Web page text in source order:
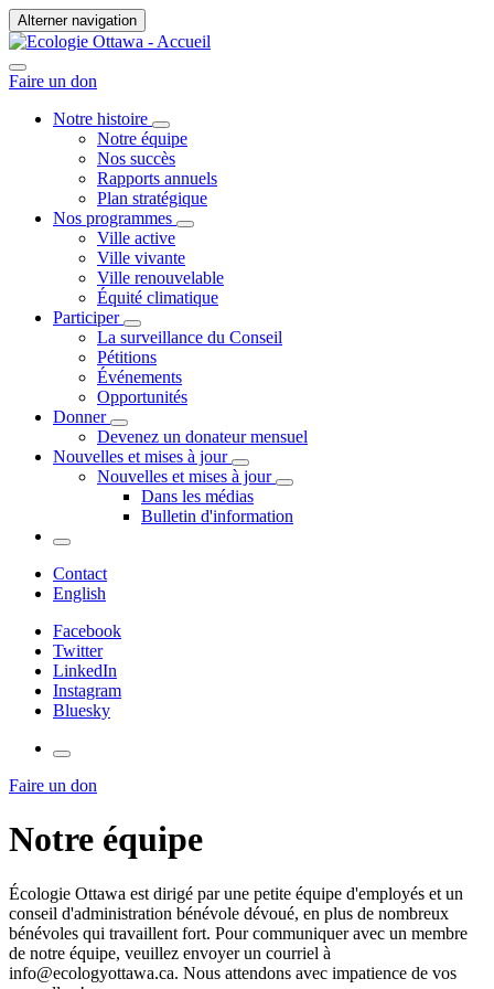
Alterner navigation
Faire un don
Notre histoire
Notre équipe
Nos succès
Rapports annuels
Plan stratégique
Nos programmes
Ville active
Ville vivante
Ville renouvelable
Équité climatique
Participer
La surveillance du Conseil
Pétitions
Événements
Opportunités
Donner
Devenez un donateur mensuel
Nouvelles et mises à jour
Nouvelles et mises à jour
Dans les médias
Bulletin d'information
Contact
English
Facebook
Twitter
LinkedIn
Instagram
Bluesky
Faire un don
Notre équipe
Écologie Ottawa est dirigé par une petite équipe d'employés et un
conseil d'administration bénévole dévoué, en plus de nombreux
bénévoles qui travaillent fort. Pour communiquer avec un membre
de notre équipe, veuillez envoyer un courriel à
info@ecologyottawa.ca. Nous attendons avec impatience de vos